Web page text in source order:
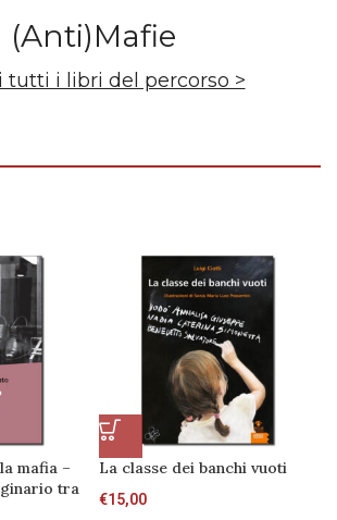
(Anti)Mafie
tutti i libri del percorso >
mafia –
tra
La classe dei banchi vuoti
€15,00